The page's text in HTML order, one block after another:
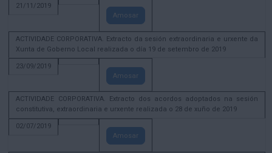
21/11/2019
Amosar
ACTIVIDADE CORPORATIVA. Extracto da sesión extraordinaria e urxente da
Xunta de Goberno Local realizada o día 19 de setembro de 2019
23/09/2019
Amosar
ACTIVIDADE CORPORATIVA. Extracto dos acordos adoptados na sesión
constitutiva, extraordinaria e urxente realizada o 28 de xuño de 2019
02/07/2019
Amosar